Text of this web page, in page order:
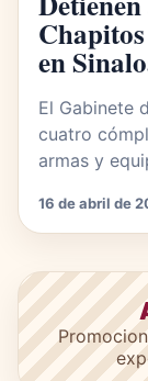
en
El Gabinete
cuatro
armas y
16 de abril de